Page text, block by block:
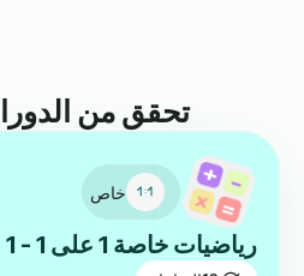
تحقق من
خاص
رياضيات خاصة 1 على 1 - 1